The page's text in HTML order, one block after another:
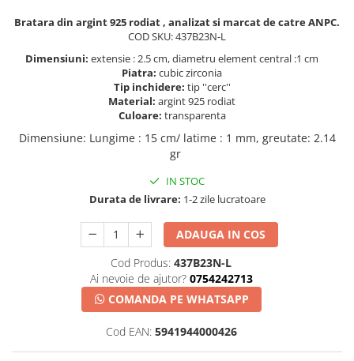
Bratara din argint 925 rodiat , analizat si marcat de catre ANPC.
COD SKU: 437B23N-L
Dimensiuni: extensie : 2.5 cm, diametru element central :1 cm
Piatra: cubic zirconia
Tip inchidere: tip ''cerc''
Material: argint 925 rodiat
Culoare: transparenta
Dimensiune: Lungime : 15 cm/ latime : 1 mm, greutate: 2.14
gr
IN STOC
Durata de livrare: 1-2 zile lucratoare
ADAUGA IN COS
Cod Produs: 437B23N-L
Ai nevoie de ajutor? 0754242713
COMANDA PE WHATSAPP
Cod EAN: 5941944000426